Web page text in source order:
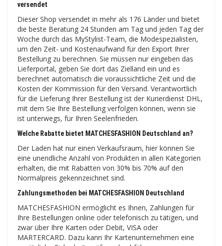
versendet
Dieser Shop versendet in mehr als 176 Länder und bietet
die beste Beratung 24 Stunden am Tag und jeden Tag der
Woche durch das MyStylist-Team, die Modespezialisten,
um den Zeit- und Kostenaufwand für den Export Ihrer
Bestellung zu berechnen. Sie müssen nur eingeben das
Lieferportal, geben Sie dort das Zielland ein und es
berechnet automatisch die voraussichtliche Zeit und die
Kosten der Kommission für den Versand. Verantwortlich
für die Lieferung Ihrer Bestellung ist der Kurierdienst DHL,
mit dem Sie Ihre Bestellung verfolgen können, wenn sie
ist unterwegs, für Ihren Seelenfrieden.
Welche Rabatte bietet MATCHESFASHION Deutschland an?
Der Laden hat nur einen Verkaufsraum, hier können Sie
eine unendliche Anzahl von Produkten in allen Kategorien
erhalten, die mit Rabatten von 30% bis 70% auf den
Normalpreis gekennzeichnet sind.
Zahlungsmethoden bei MATCHESFASHION Deutschland
MATCHESFASHION ermöglicht es Ihnen, Zahlungen für
Ihre Bestellungen online oder telefonisch zu tätigen, und
zwar über Ihre Karten oder Debit, VISA oder
MARTERCARD. Dazu kann Ihr Kartenunternehmen eine